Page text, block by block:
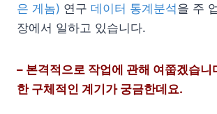
은 게놈) 연구 데이터 통계분석을 주
장에서 일하고 있습니다.
– 본격적으로 작업에 관해 여쭙겠습니
한 구체적인 계기가 궁금한데요.